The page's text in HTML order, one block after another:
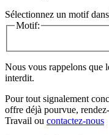
Sélectionnez un motif
Motif:
Nous vous rappelons que
interdit.
Pour tout signalement
offre déjà pourvue,
Travail ou contactez-nous